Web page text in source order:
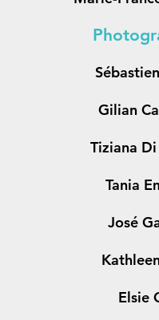
Gilian
Tiziana
Tania
José
Elsie